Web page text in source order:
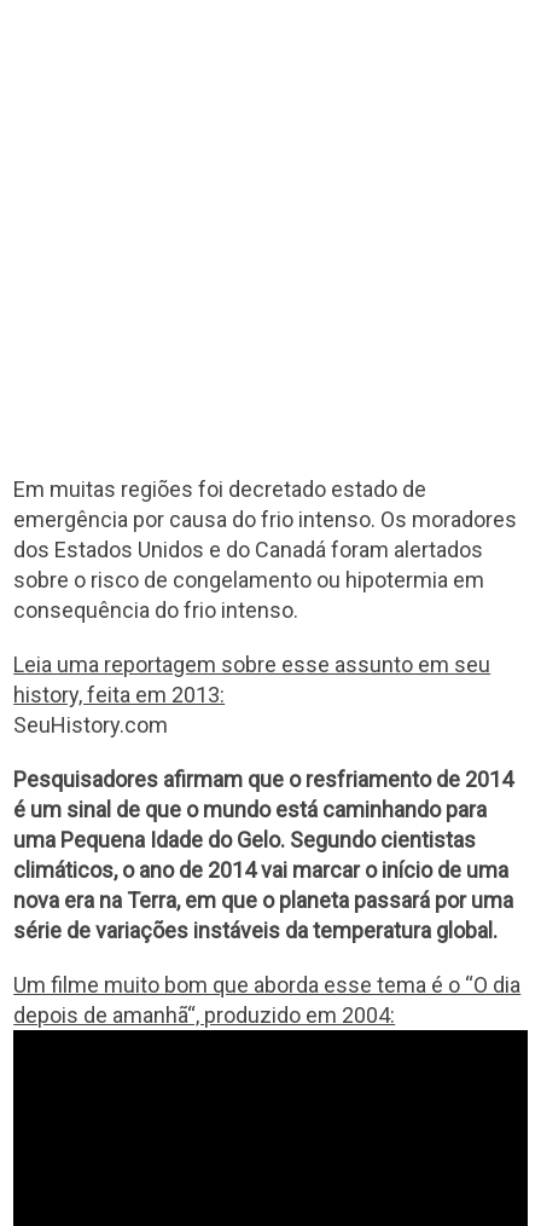
Em muitas regiões foi decretado estado de
emergência por causa do frio intenso. Os moradores
dos Estados Unidos e do Canadá foram alertados
sobre o risco de congelamento ou hipotermia em
consequência do frio intenso.
Leia uma reportagem sobre esse assunto em seu
history, feita em 2013:
SeuHistory.com
Pesquisadores afirmam que o resfriamento de 2014
é um sinal de que o mundo está caminhando para
uma Pequena Idade do Gelo. Segundo cientistas
climáticos, o ano de 2014 vai marcar o início de uma
nova era na Terra, em que o planeta passará por uma
série de variações instáveis da temperatura global.
Um filme muito bom que aborda esse tema é o “O dia
depois de amanhã“, produzido em 2004: